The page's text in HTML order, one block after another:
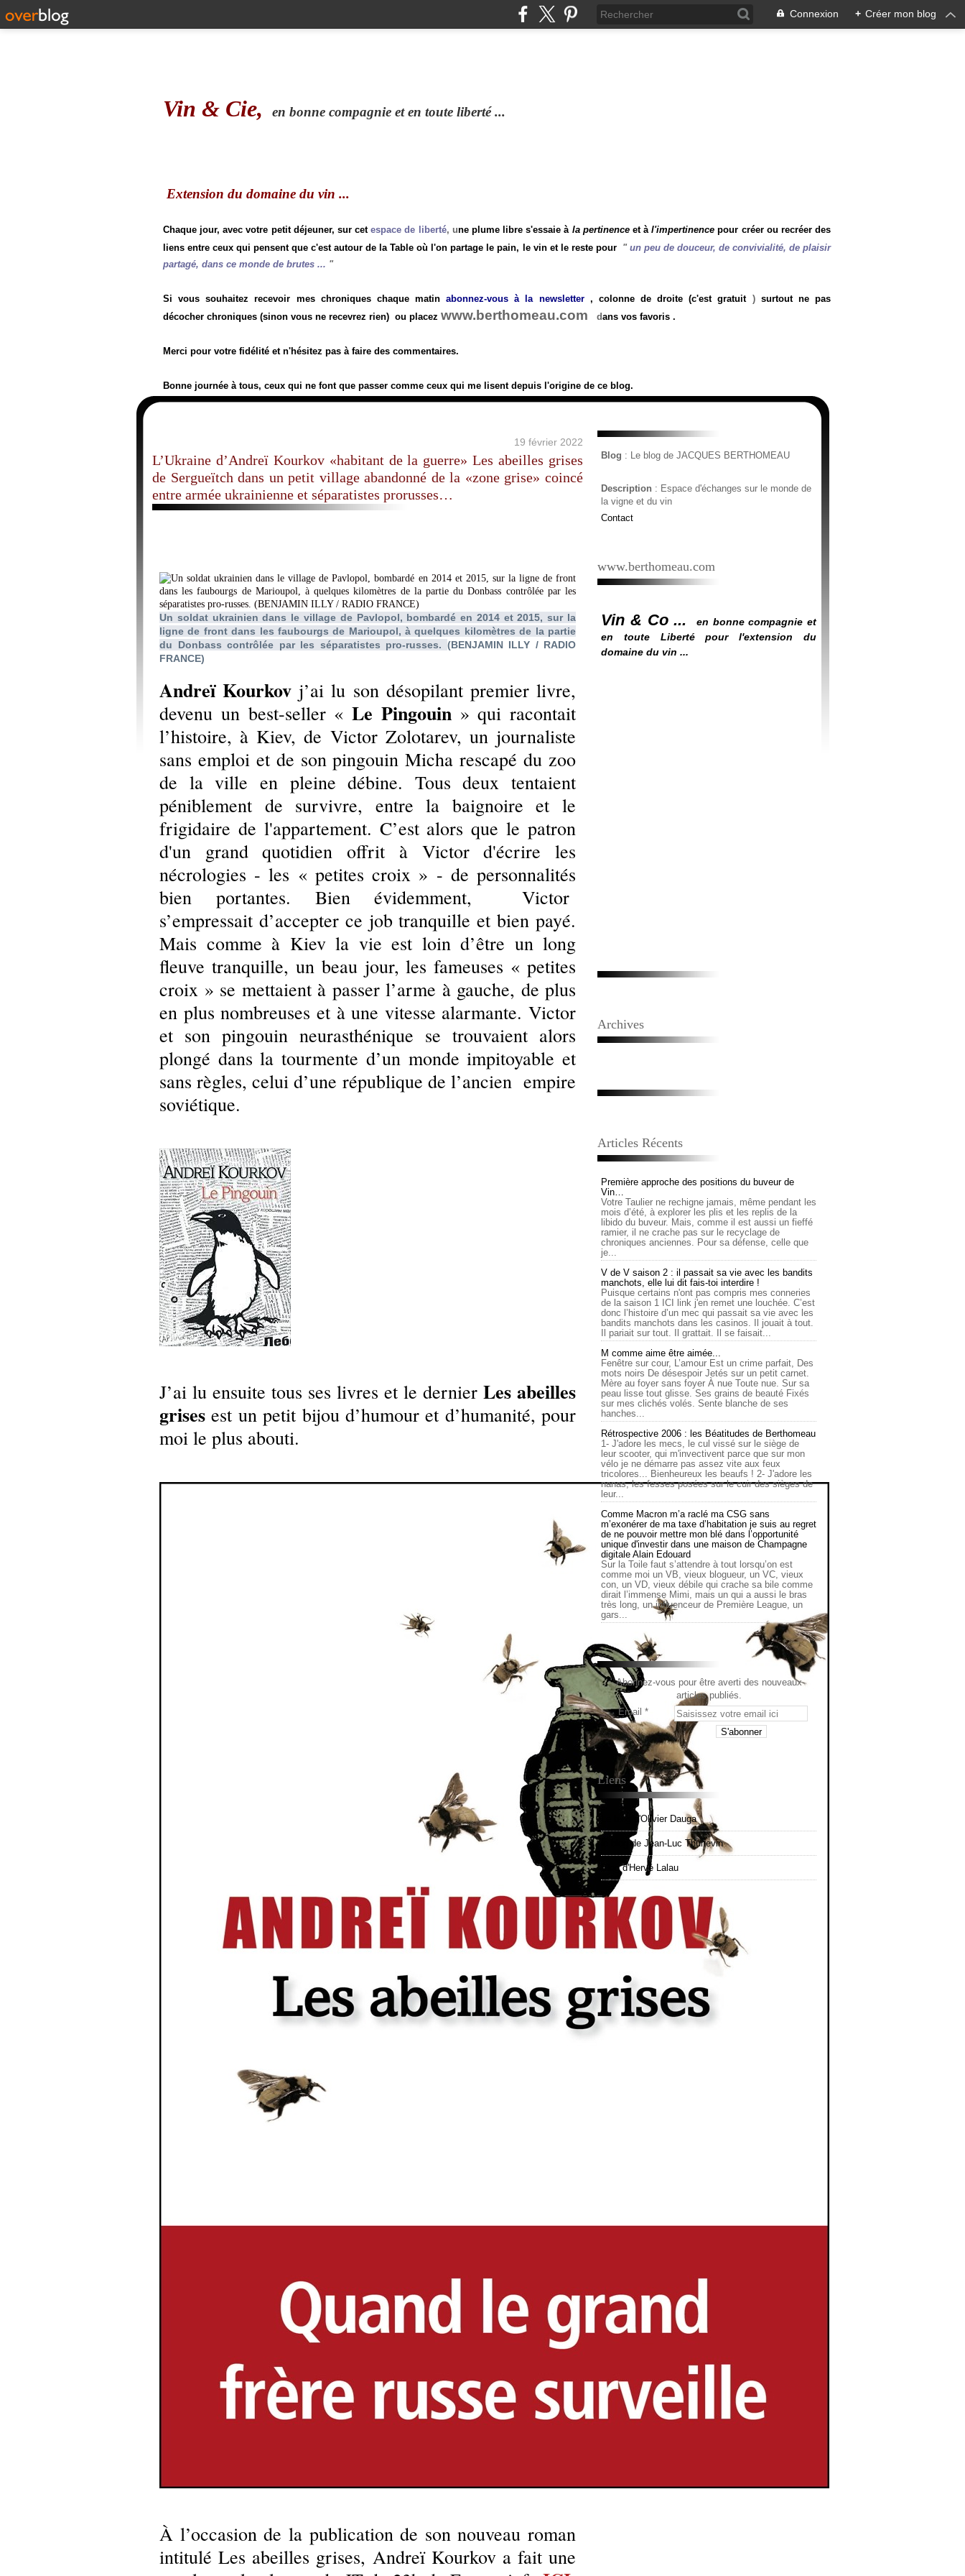
Connexion + Créer mon blog
Vin & Cie, en bonne compagnie et en toute liberté ...
Extension du domaine du vin ...
Chaque jour, avec votre petit déjeuner, sur cetespace de liberté, une plume libre s'essaie à la pertinenceet àl'impertinence pour créer ou recréer des
liens entre ceux qui pensent que c'est autour de la Table où l'on partage le pain, le vin et le reste pour "un peu de douceur, de convivialité, de plaisir
partagé, dans ce monde de brutes ... "
Si vous souhaitez recevoir mes chroniques chaque matinabonnez-vous à la newsletter, colonne de droite (c'est gratuit) surtout ne pas
décocher chroniques (sinon vous ne recevrez rien) ou placez www.berthomeau.com dans vos favoris .
Merci pour votre fidélité et n'hésitez pas à faire des commentaires.
Bonne journée à tous, ceux qui ne font que passer comme ceux qui me lisent depuis l'origine de ce blog.
19 février 2022
L’Ukraine d’Andreï Kourkov «habitant de la guerre» Les abeilles grises
de Sergueïtch dans un petit village abandonné de la «zone grise» coincé
entre armée ukrainienne et séparatistes prorusses…
Un soldat ukrainien dans le village de Pavlopol, bombardé en 2014 et 2015, sur la
ligne de front dans les faubourgs de Marioupol, à quelques kilomètres de la partie
du Donbass contrôlée par les séparatistes pro-russes. (BENJAMIN ILLY / RADIO
FRANCE)
Andreï Kourkov j’ai lu son désopilant premier livre,
devenu un best-seller « Le Pingouin» qui racontait
l’histoire, à Kiev, de Victor Zolotarev, un journaliste
sans emploi et de son pingouin Micha rescapé du zoo
de la ville en pleine débine. Tous deux tentaient
péniblement de survivre, entre la baignoire et le
frigidaire de l'appartement. C’est alors que le patron
d'un grand quotidien offrit à Victor d'écrire les
nécrologies - les « petites croix » - de personnalités
bien portantes. Bien évidemment, Victor
s’empressait d’accepter ce job tranquille et bien payé.
Mais comme à Kiev la vie est loin d’être un long
fleuve tranquille, un beau jour, les fameuses « petites
croix » se mettaient à passer l’arme à gauche, de plus
en plus nombreuses et à une vitesse alarmante. Victor
et son pingouin neurasthénique se trouvaient alors
plongé dans la tourmente d’un monde impitoyable et
sans règles, celui d’une république de l’ancien empire
soviétique.
J’ai lu ensuite tous ses livres et le dernier Les abeilles
grises est un petit bijou d’humour et d’humanité, pour
moi le plus abouti.
À l’occasion de la publication de son nouveau roman
intitulé Les abeilles grises, Andreï Kourkov a fait une
Blog : Le blog de JACQUES BERTHOMEAU
Description : Espace d'échanges sur le monde de
la vigne et du vin
Contact
www.berthomeau.com
Vin & Co ...
en bonne compagnie et
en toute Liberté pour l'extension du
domaine du vin ...
Archives
Articles Récents
Première approche des positions du buveur de
Vin…
Votre Taulier ne rechigne jamais, même pendant les
mois d’été, à explorer les plis et les replis de la
libido du buveur. Mais, comme il est aussi un fieffé
ramier, il ne crache pas sur le recyclage de
chroniques anciennes. Pour sa défense, celle que
je...
V de V saison 2 : il passait sa vie avec les bandits
manchots, elle lui dit fais-toi interdire !
Puisque certains n'ont pas compris mes conneries
de la saison 1 ICI link j'en remet une louchée. C’est
donc l’histoire d’un mec qui passait sa vie avec les
bandits manchots dans les casinos. Il jouait à tout.
Il pariait sur tout. Il grattait. Il se faisait...
M comme aime être aimée...
Fenêtre sur cour, L’amour Est un crime parfait, Des
mots noirs De désespoir Jetés sur un petit carnet.
Mère au foyer sans foyer À nue Toute nue. Sur sa
peau lisse tout glisse. Ses grains de beauté Fixés
sur mes clichés volés. Sente blanche de ses
hanches...
Rétrospective 2006 : les Béatitudes de Berthomeau
1- J'adore les mecs, le cul vissé sur le siège de
leur scooter, qui m'invectivent parce que sur mon
vélo je ne démarre pas assez vite aux feux
tricolores... Bienheureux les beaufs ! 2- J'adore les
nanas, les fesses posées sur le cuir des sièges de
leur...
Comme Macron m’a raclé ma CSG sans
m’exonérer de ma taxe d’habitation je suis au regret
de ne pouvoir mettre mon blé dans l’opportunité
unique d'investir dans une maison de Champagne
digitale Alain Edouard
Sur la Toile faut s’attendre à tout lorsqu’on est
comme moi un VB, vieux blogueur, un VC, vieux
con, un VD, vieux débile qui crache sa bile comme
dirait l’immense Mimi, mais un qui a aussi le bras
très long, un influenceur de Première League, un
gars...
Abonnez-vous pour être averti des nouveaux
articles publiés.
Email
Liens
Le blog d'Olivier Dauga
le blog de Jean-Luc Thunevin
Blog d'Hervé Lalau